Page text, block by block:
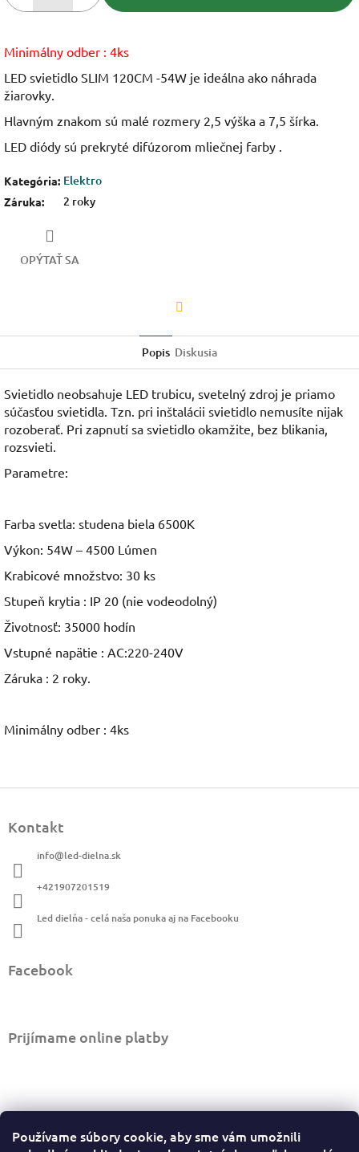
Používame súbory cookie, aby sme vám umožnili
Minimálny odber : 4ks
LED svietidlo SLIM 120CM -54W je ideálna ako náhrada
žiarovky.
Hlavným znakom sú malé rozmery 2,5 výška a 7,5 šírka.
LED diódy sú prekryté difúzorom mliečnej farby .
Kategória: Elektro
Záruka: 2 roky
OPÝTAŤ SA
Popis Diskusia
Svietidlo neobsahuje LED trubicu, svetelný zdroj je priamo
súčasťou svietidla. Tzn. pri inštalácii svietidlo nemusíte nijak
rozoberať. Pri zapnutí sa svietidlo okamžite, bez blikania,
rozsvieti.
Parametre:
Farba svetla: studena biela 6500K
Výkon: 54W – 4500 Lúmen
Krabicové množstvo: 30 ks
Stupeň krytia : IP 20 (nie vodeodolný)
Životnosť: 35000 hodín
Vstupné napätie : AC:220-240V
Záruka : 2 roky.
Minimálny odber : 4ks
Kontakt
info@led-dielna.sk
+421907201519
Led dielňa - celá naša ponuka aj na Facebooku
Facebook
Prijímame online platby